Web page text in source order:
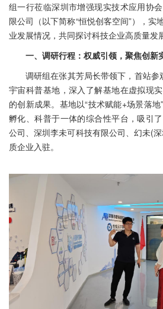
组一行莅临深圳市增强现实技术应用协
限公司（以下简称“恒悦创客空间”），实
业发展情况，共同探讨科技企业高质量发
一、调研行程：权威引领，聚焦创新
调研组在张其芳局长带领下，首站
宇宙科普基地，深入了解基地在虚拟现
的创新成果。基地以“技术赋能+场景落地
孵化、科普于一体的综合性平台，吸引
公司、深圳李未可科技有限公司、幻未(
质企业入驻。